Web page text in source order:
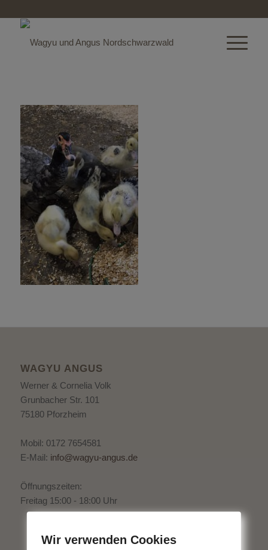
WAGYU ANGUS
Werner & Cornelia Volk
Grunbacher Str. 101
75180 Pforzheim
Mobil: 0172 7654581
E-Mail: info@wagyu-angus.de
Öffnungszeiten:
Freitag 15:00 - 18:00 Uhr
Wir verwenden Cookies